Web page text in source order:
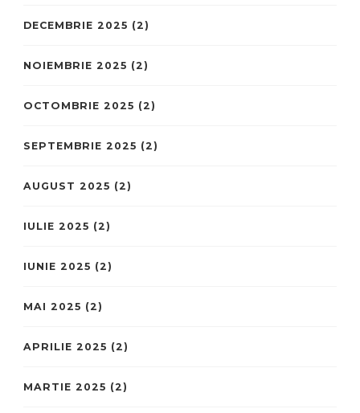
DECEMBRIE 2025 (2)
NOIEMBRIE 2025 (2)
OCTOMBRIE 2025 (2)
SEPTEMBRIE 2025 (2)
AUGUST 2025 (2)
IULIE 2025 (2)
IUNIE 2025 (2)
MAI 2025 (2)
APRILIE 2025 (2)
MARTIE 2025 (2)